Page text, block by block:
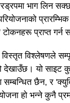
भाग लिन
प्राप्त गर्न
विस्तृत विश्लेषणले
देखाउँछ। यो साइट
छैन, र
हो भन्ने कुनै